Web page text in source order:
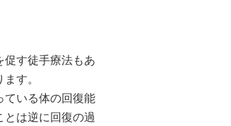
促す徒手療法もあ
す。
ている体の回復能
は逆に回復の過